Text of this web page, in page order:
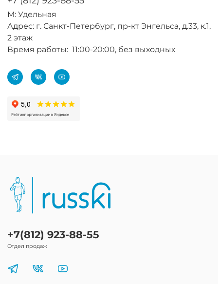
М: Удельная
Адрес: г. Санкт-Петербург, пр-кт Энгельса, д.33, к.1,
2 этаж
Время работы: 11:00-20:00, без выходных
+7(812) 923-88-55
Отдел продаж